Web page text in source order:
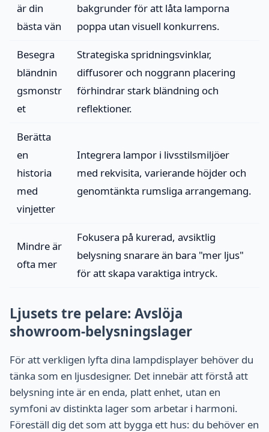
är din
bästa vän
bakgrunder för att låta lamporna
poppa utan visuell konkurrens.
Besegra
bländnin
gsmonstr
et
Strategiska spridningsvinklar,
diffusorer och noggrann placering
förhindrar stark bländning och
reflektioner.
Berätta
en
historia
med
vinjetter
Integrera lampor i livsstilsmiljöer
med rekvisita, varierande höjder och
genomtänkta rumsliga arrangemang.
Mindre är
ofta mer
Fokusera på kurerad, avsiktlig
belysning snarare än bara "mer ljus"
för att skapa varaktiga intryck.
Ljusets tre pelare: Avslöja
showroom-belysningslager
För att verkligen lyfta dina lampdisplayer behöver du
tänka som en ljusdesigner. Det innebär att förstå att
belysning inte är en enda, platt enhet, utan en
symfoni av distinkta lager som arbetar i harmoni.
Föreställ dig det som att bygga ett hus: du behöver en